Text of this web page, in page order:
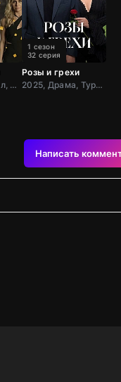
2015, Криминал, Детектив, Комедия, Триллер, Драма, Бразилия
Розы и грехи
2025, Драма, Турция
1 сезон
32 серия
Написать